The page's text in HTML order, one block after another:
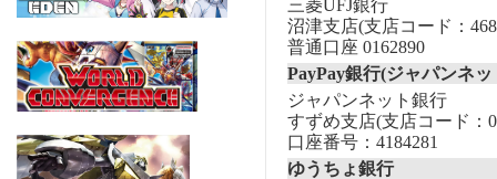
三菱UFJ銀行
沼津支店(支店コード：
普通口座 0162890
PayPay銀行(ジャパンネ
ジャパンネット銀行
すずめ支店(支店コード：
口座番号：4184281
ゆうちょ銀行